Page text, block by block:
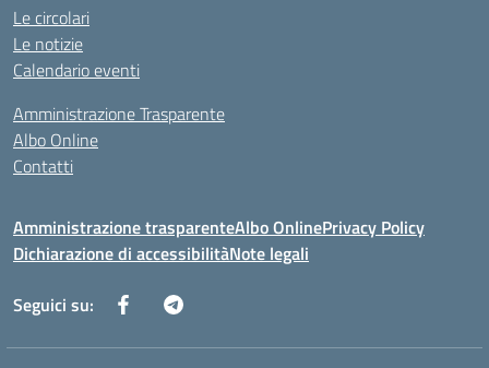
Le circolari
Le notizie
Calendario eventi
Amministrazione Trasparente
Albo Online
Contatti
Amministrazione trasparenteAlbo OnlinePrivacy Policy
Dichiarazione di accessibilitàNote legali
Seguici su: